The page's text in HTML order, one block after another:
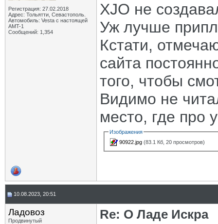
Регистрация: 27.02.2018
Адрес: Тольятти, Севастополь.
Автомобиль: Vesta с настоящей
AMT-1
Сообщений: 1,354
XJO не
Уж лучше
Кстати,
сайта
того, чтобы
Видимо не
место, где про
Изображения
90922.jpg (83.1 Кб, 20 просмотров)
10.08.2023, 20:51
Ладовоз
Продвинутый
Re: О Ладе Искра